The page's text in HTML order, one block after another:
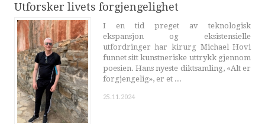
Utforsker livets forgjengelighet
I en tid preget av teknologisk
ekspansjon og eksistensielle
utfordringer har kirurg Michael Hovi
funnet sitt kunstneriske uttrykk gjennom
poesien. Hans nyeste diktsamling, «Alt er
forgjengelig», er et ...
25.11.2024